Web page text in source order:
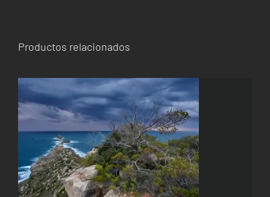
Productos relacionados
SELECCIONAR OPCIONESESTE
PRODUCTO
TIENE
MÚLTIPLES
VARIANTES.
/ DETALLES